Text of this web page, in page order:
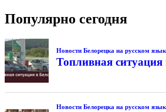
Популярно сегодня
Новости Белорецка на русском
Топливная ситуация
Новости Белорецка на русском